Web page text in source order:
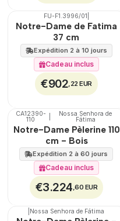
🇵🇹
FU-F1.3996/01
Notre-Dame de Fatima
37 cm
Expédition 2 à 10 jours
Cadeau inclus
€902,22 EUR
🇵🇹 100%
EXCLUSIF
CA12390-
110
Nossa Senhora de
Fátima
Notre-Dame Pèlerine 110
cm - Bois
Expédition 2 à 60 jours
Cadeau inclus
€3.224,60 EUR
🇵🇹
Nossa Senhora de Fátima